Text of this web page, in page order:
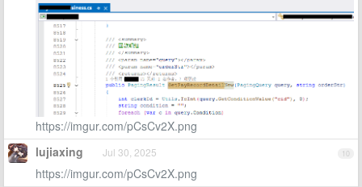
https://imgur.com/pCsCv2X.png
10
lujiaxing Jul 30, 2025
https://imgur.com/pCsCv2X.png